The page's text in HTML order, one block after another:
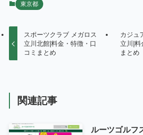
東京都
スポーツクラブ メガロス
立川北館|料金・特徴・口
コミまとめ
カジュ
立川|料
まとめ
関連記事
ルーツゴルフ